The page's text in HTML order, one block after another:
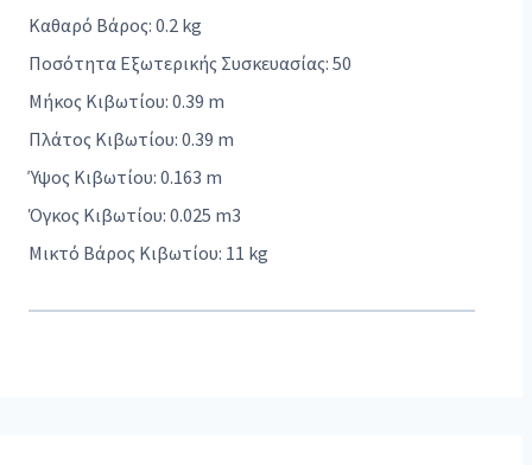
Καθαρό Βάρος: 0.2 kg
Ποσότητα Εξωτερικής Συσκευασίας: 50
Μήκος Κιβωτίου: 0.39 m
Πλάτος Κιβωτίου: 0.39 m
Ύψος Κιβωτίου: 0.163 m
Όγκος Κιβωτίου: 0.025 m3
Μικτό Βάρος Κιβωτίου: 11 kg